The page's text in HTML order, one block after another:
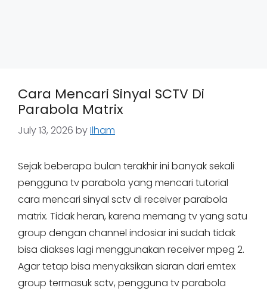
Cara Mencari Sinyal SCTV Di
Parabola Matrix
July 13, 2026 byIlham
Sejak beberapa bulan terakhir ini banyak sekali
pengguna tv parabola yang mencari tutorial
cara mencari sinyal sctv di receiver parabola
matrix. Tidak heran, karena memang tv yang satu
group dengan channel indosiar ini sudah tidak
bisa diakses lagi menggunakan receiver mpeg 2.
Agar tetap bisa menyaksikan siaran dari emtex
group termasuk sctv, pengguna tv parabola